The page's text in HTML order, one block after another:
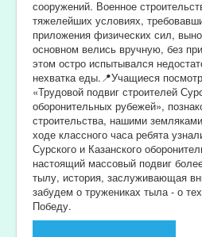
сооружений. Военное
тяжелейших условиях,
приложения физических сил,
основном велись вручную, без
этом остро испытывался
нехватка еды.📍Учащиеся
«Трудовой подвиг строителей
оборонительных рубежей»,
строительства, нашими
ходе классного часа ребята
Сурского и Казанского
настоящий массовый подвиг
тылу, история, заслуживающая
забудем о тружениках тыла - о
Победу.